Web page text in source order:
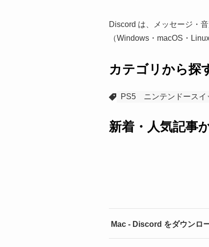
Discord は、メッセージ・
（Windows・macOS・
カテゴリから探
PS5 ニンテンドースイ
新着・人気記事
Mac - Discord をダウンロ